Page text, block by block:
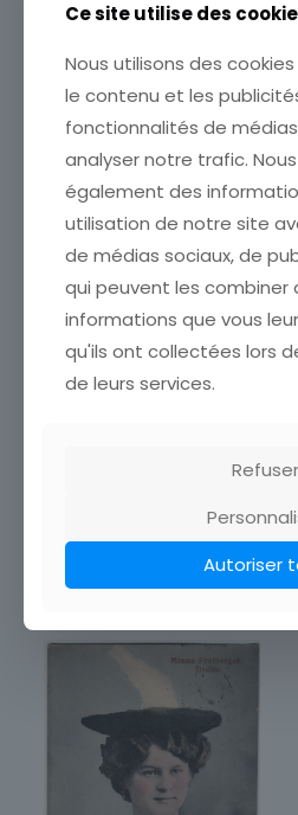
CARTE POSTALE FANTAISIE
DOLLARPRINZESSIN
ETAT VOIR SCAN Cumulez
vos achats en visitant ma
Ajouter au panier
Ce site utilise des
Nous utilisons des
le contenu et les
fonctionnalités de
analyser notre trafic.
également des
utilisation de notre site
de médias sociaux, de
qui peuvent les combiner
informations que vous
qu'ils ont collectées lors
de leurs services.
Refuser
Autoriser